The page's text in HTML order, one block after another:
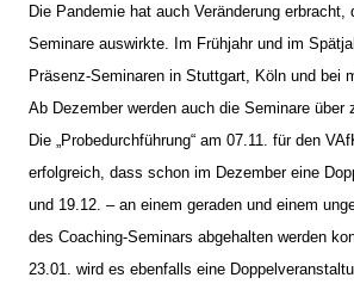
Die Pandemie hat auch Veränderung erbracht,
Seminare auswirkte. Im Frühjahr und im
Präsenz-Seminaren in Stuttgart, Köln und bei
Ab Dezember werden auch die Seminare über
Die „Probedurchführung“ am 07.11. für den
erfolgreich, dass schon im Dezember eine
und 19.12. – an einem geraden und einem
des Coaching-Seminars abgehalten werden
23.01. wird es ebenfalls eine